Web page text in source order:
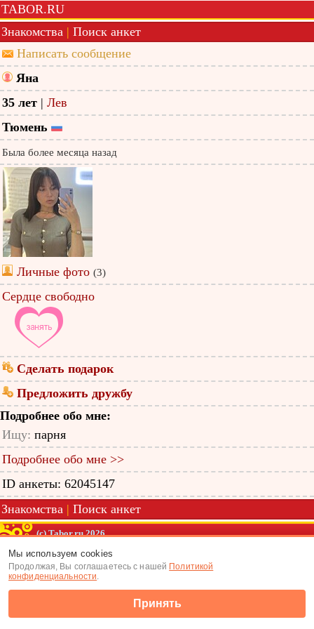
TABOR.RU
Знакомства | Поиск анкет
Написать сообщение
Яна
35 лет | Лев
Тюмень
Была более месяца назад
Личные фото (3)
Сердце свободно
Сделать подарок
Предложить дружбу
Подробнее обо мне:
Ищу: парня
Подробнее обо мне >>
ID анкеты: 62045147
Знакомства | Поиск анкет
(c) Tabor.ru 2026
Мы используем cookies
Продолжая, Вы соглашаетесь с нашей Политикой
конфиденциальности.
Принять